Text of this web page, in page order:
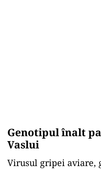
Genotipul înalt
Vaslui
Virusul gripei aviare,